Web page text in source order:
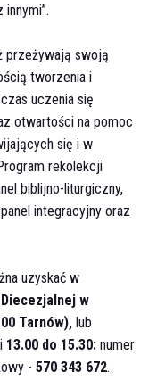
innymi”.
przeżywają swoją
tworzenia i
uczenia się
otwartości na pomoc
się i w
rekolekcji
biblijno-liturgiczny,
integracyjny oraz
uzyskać w
w
Tarnów), lub
i 13.00 do 15.30: numer
- 570 343 672.